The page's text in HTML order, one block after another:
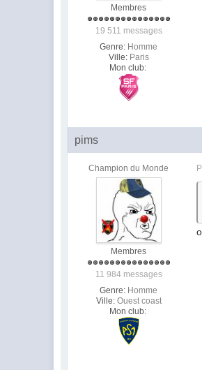
Membres
19 511 messages
Genre: Homme
Ville: Paris
Mon club:
pims
Champion du Monde
Membres
11 984 messages
Genre: Homme
Ville: Ouest coast
Mon club: